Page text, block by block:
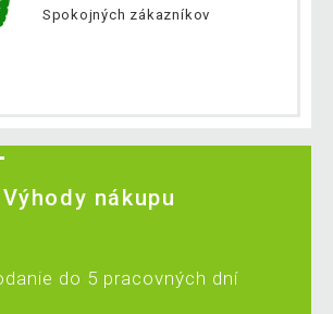
Spokojných zákazníkov
Výhody nákupu
do 5 pracovných dní